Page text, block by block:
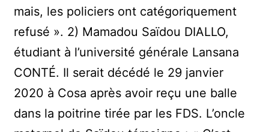
mais, les policiers ont catégoriquement
refusé ». 2) Mamadou Saïdou DIALLO,
étudiant à l’université générale Lansana
CONTÉ. Il serait décédé le 29 janvier
2020 à Cosa après avoir reçu une balle
dans la poitrine tirée par les FDS. L’oncle